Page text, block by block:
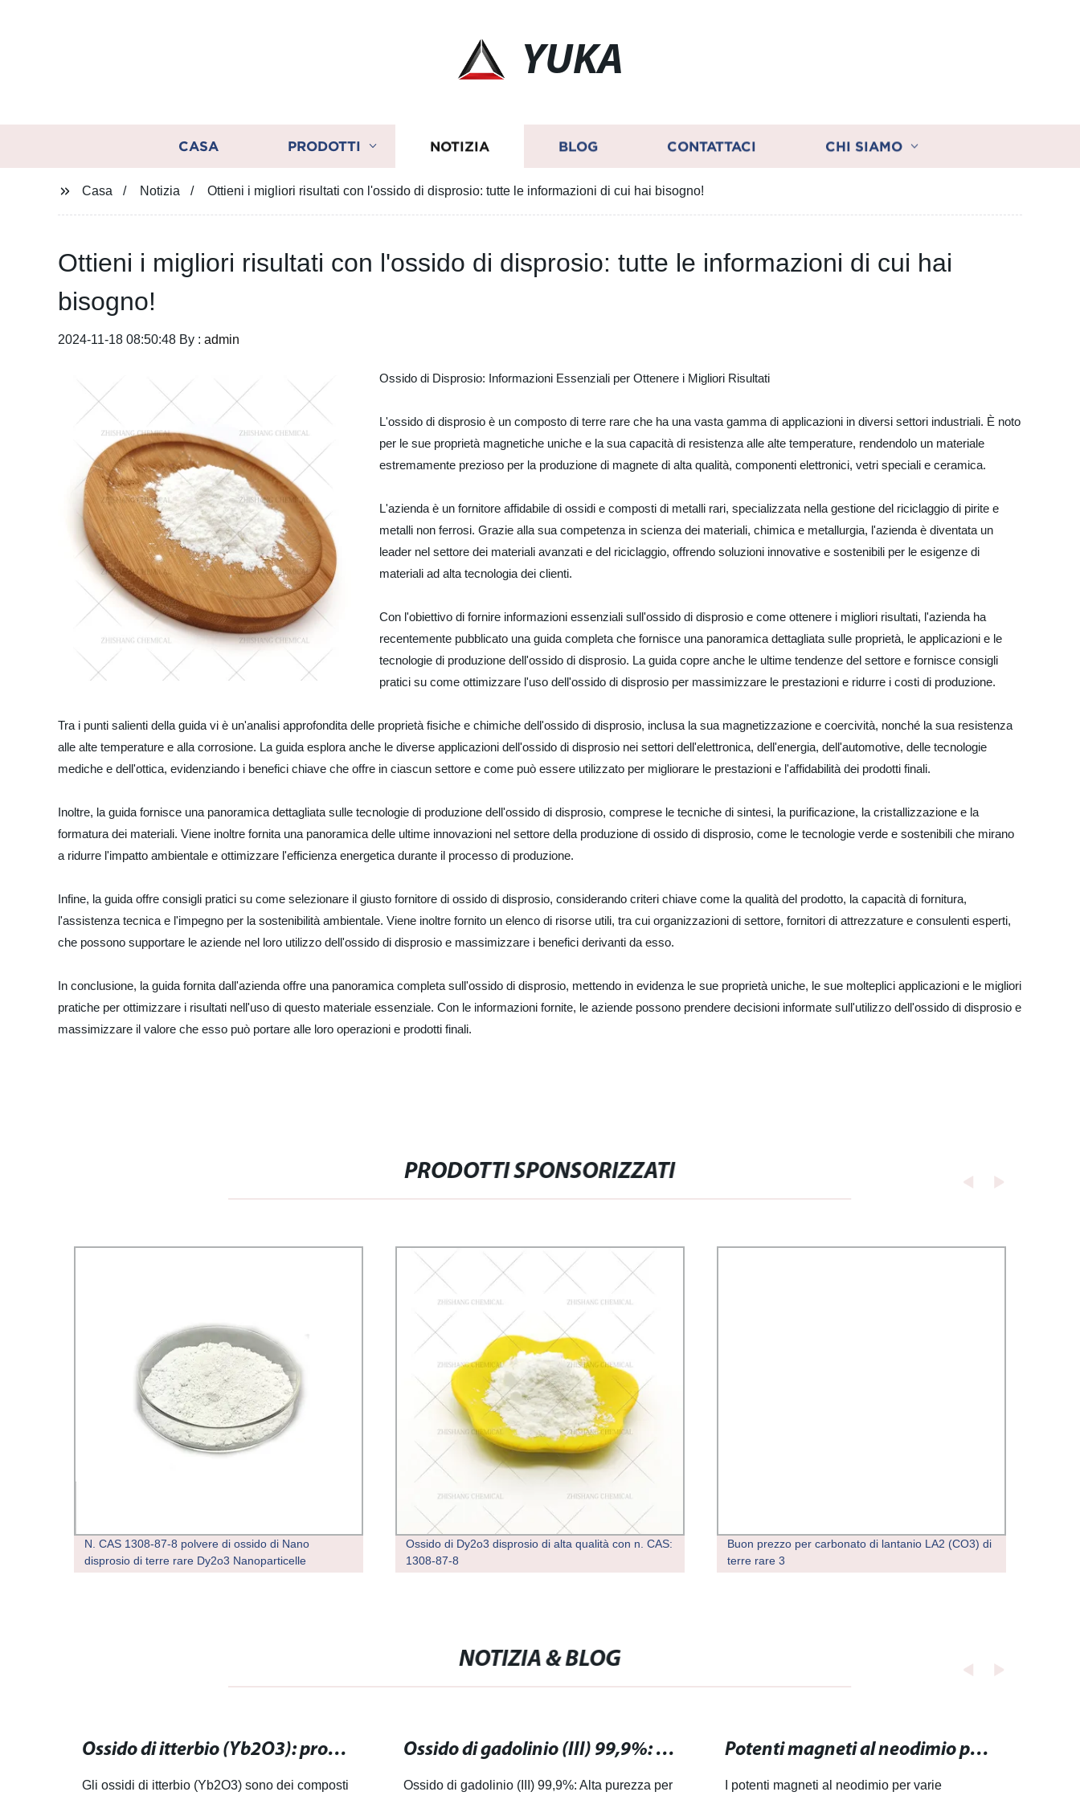
YUKA
CASA PRODOTTI NOTIZIA BLOG CONTATTACI CHI SIAMO
Casa Notizia Ottieni i migliori risultati con l'ossido di disprosio: tutte le informazioni di cui hai bisogno!
Ottieni i migliori risultati con l'ossido di disprosio: tutte le informazioni di cui hai
bisogno!
2024-11-18 08:50:48 By : admin
Ossido di Disprosio: Informazioni Essenziali per Ottenere i Migliori Risultati
L'ossido di disprosio è un composto di terre rare che ha una vasta gamma di applicazioni in diversi settori industriali. È noto
per le sue proprietà magnetiche uniche e la sua capacità di resistenza alle alte temperature, rendendolo un materiale
estremamente prezioso per la produzione di magnete di alta qualità, componenti elettronici, vetri speciali e ceramica.
L'azienda è un fornitore affidabile di ossidi e composti di metalli rari, specializzata nella gestione del riciclaggio di pirite e
metalli non ferrosi. Grazie alla sua competenza in scienza dei materiali, chimica e metallurgia, l'azienda è diventata un
leader nel settore dei materiali avanzati e del riciclaggio, offrendo soluzioni innovative e sostenibili per le esigenze di
materiali ad alta tecnologia dei clienti.
Con l'obiettivo di fornire informazioni essenziali sull'ossido di disprosio e come ottenere i migliori risultati, l'azienda ha
recentemente pubblicato una guida completa che fornisce una panoramica dettagliata sulle proprietà, le applicazioni e le
tecnologie di produzione dell'ossido di disprosio. La guida copre anche le ultime tendenze del settore e fornisce consigli
pratici su come ottimizzare l'uso dell'ossido di disprosio per massimizzare le prestazioni e ridurre i costi di produzione.
Tra i punti salienti della guida vi è un'analisi approfondita delle proprietà fisiche e chimiche dell'ossido di disprosio, inclusa la sua magnetizzazione e coercività, nonché la sua resistenza
alle alte temperature e alla corrosione. La guida esplora anche le diverse applicazioni dell'ossido di disprosio nei settori dell'elettronica, dell'energia, dell'automotive, delle tecnologie
mediche e dell'ottica, evidenziando i benefici chiave che offre in ciascun settore e come può essere utilizzato per migliorare le prestazioni e l'affidabilità dei prodotti finali.
Inoltre, la guida fornisce una panoramica dettagliata sulle tecnologie di produzione dell'ossido di disprosio, comprese le tecniche di sintesi, la purificazione, la cristallizzazione e la
formatura dei materiali. Viene inoltre fornita una panoramica delle ultime innovazioni nel settore della produzione di ossido di disprosio, come le tecnologie verde e sostenibili che mirano
a ridurre l'impatto ambientale e ottimizzare l'efficienza energetica durante il processo di produzione.
Infine, la guida offre consigli pratici su come selezionare il giusto fornitore di ossido di disprosio, considerando criteri chiave come la qualità del prodotto, la capacità di fornitura,
l'assistenza tecnica e l'impegno per la sostenibilità ambientale. Viene inoltre fornito un elenco di risorse utili, tra cui organizzazioni di settore, fornitori di attrezzature e consulenti esperti,
che possono supportare le aziende nel loro utilizzo dell'ossido di disprosio e massimizzare i benefici derivanti da esso.
In conclusione, la guida fornita dall'azienda offre una panoramica completa sull'ossido di disprosio, mettendo in evidenza le sue proprietà uniche, le sue molteplici applicazioni e le migliori
pratiche per ottimizzare i risultati nell'uso di questo materiale essenziale. Con le informazioni fornite, le aziende possono prendere decisioni informate sull'utilizzo dell'ossido di disprosio e
massimizzare il valore che esso può portare alle loro operazioni e prodotti finali.
PRODOTTI SPONSORIZZATI
N. CAS 1308-87-8 polvere di ossido di Nano
disprosio di terre rare Dy2o3 Nanoparticelle
Ossido di Dy2o3 disprosio di alta qualità con n. CAS:
1308-87-8
Buon prezzo per carbonato di lantanio LA2 (CO3) di
terre rare 3
NOTIZIA & BLOG
Ossido di itterbio (Yb2O3): proprietà, usi e applicazioni del composto di itterbio.
Gli ossidi di itterbio (Yb2O3) sono dei composti
Ossido di gadolinio (III) 99,9%: Alta purezza per le tue esigenze di trattamento industriale
Ossido di gadolinio (III) 99,9%: Alta purezza per
Potenti magneti al neodimio per varie applicazioni
I potenti magneti al neodimio per varie